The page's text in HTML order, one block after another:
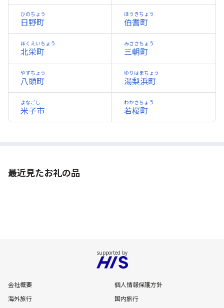
日野町
ひのちょう
伯耆町
ほうきちょう
北栄町
ほくえいちょう
三朝町
みささちょう
八頭町
やずちょう
湯梨浜町
ゆりはまちょう
米子市
よなごし
若桜町
わかさちょう
最近見たお礼の品
会社概要
個人情報保護方針
海外旅行
国内旅行